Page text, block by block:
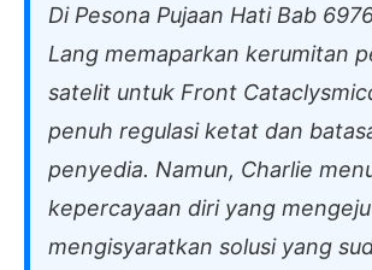
Di Pesona Pujaan Hati Bab
Lang memaparkan kerumitan
satelit untuk Front
penuh regulasi ketat dan
penyedia. Namun, Charlie
kepercayaan diri yang
mengisyaratkan solusi yang